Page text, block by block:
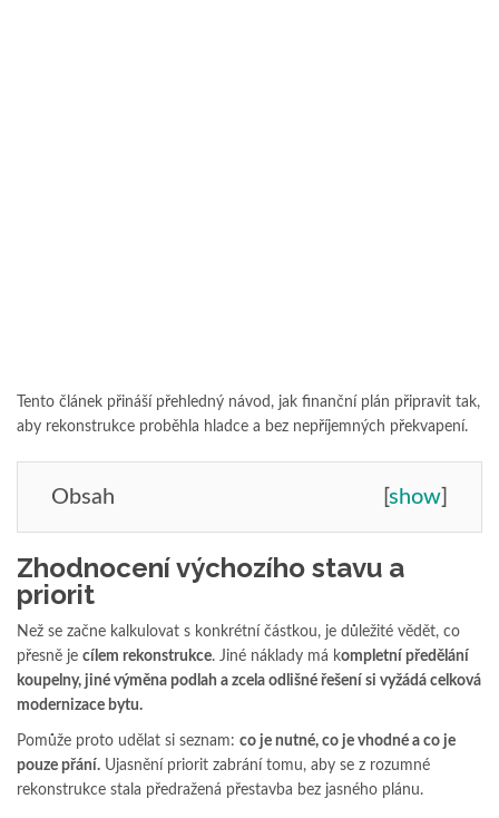
Tento článek přináší přehledný návod, jak finanční plán připravit tak,
aby rekonstrukce proběhla hladce a bez nepříjemných překvapení.
Obsah [show]
Zhodnocení výchozího stavu a
priorit
Než se začne kalkulovat s konkrétní částkou, je důležité vědět, co
přesně je cílem rekonstrukce. Jiné náklady má kompletní předělání
koupelny, jiné výměna podlah a zcela odlišné řešení si vyžádá celková
modernizace bytu.
Pomůže proto udělat si seznam: co je nutné, co je vhodné a co je
pouze přání. Ujasnění priorit zabrání tomu, aby se z rozumné
rekonstrukce stala předražená přestavba bez jasného plánu.